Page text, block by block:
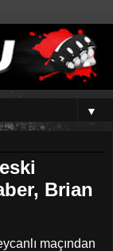
▼
Brian
maçından